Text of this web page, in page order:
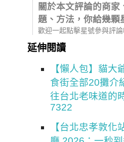
關於本文評論的商家
題、方法，你給幾顆
歡迎一起點擊星號參與評論
延伸閱讀
【懶人包】貓大
食街全部20攤介
往台北老味道的
7322
【台北忠孝敦化